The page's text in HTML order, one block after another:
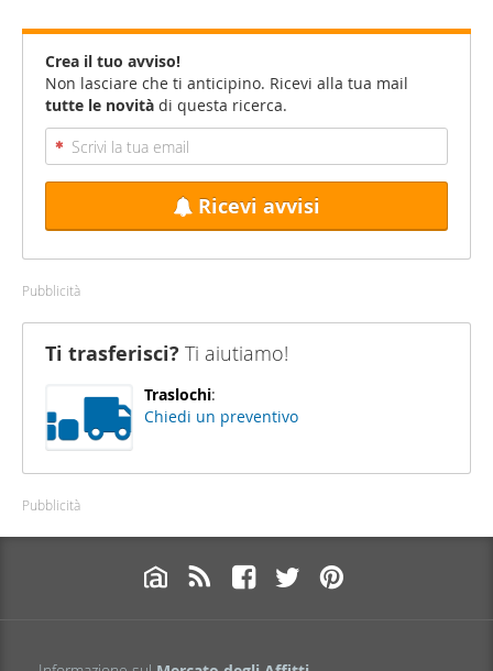
Crea il tuo avviso!
Non lasciare che ti anticipino. Ricevi alla tua mail
tutte le novità di questa ricerca.
Ricevi avvisi
Pubblicità
Ti trasferisci? Ti aiutiamo!
Traslochi:
Chiedi un preventivo
Pubblicità